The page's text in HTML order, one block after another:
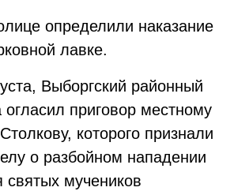
определили наказание
лавке.
Выборгский районный
огласил приговор местному
которого признали
о разбойном нападении
мучеников